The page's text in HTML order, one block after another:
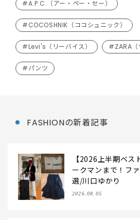
#A.P.C.（アー・ペー・セー）
#COCOSHNIK（ココシュニック）
#Levi's（リーバイス） #ZARA（
#パンツ
FASHIONの新着記事
【2026上半期ベス
ークマンまで！フ
選/川口ゆかり
2026.08.05